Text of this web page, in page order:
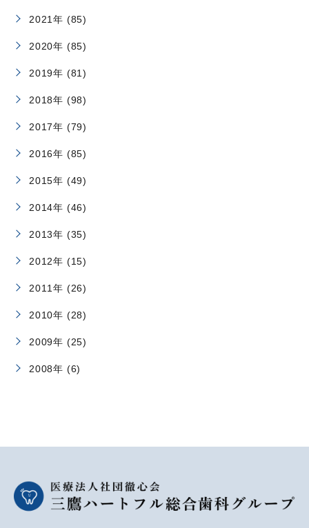
2021年 (85)
2020年 (85)
2019年 (81)
2018年 (98)
2017年 (79)
2016年 (85)
2015年 (49)
2014年 (46)
2013年 (35)
2012年 (15)
2011年 (26)
2010年 (28)
2009年 (25)
2008年 (6)